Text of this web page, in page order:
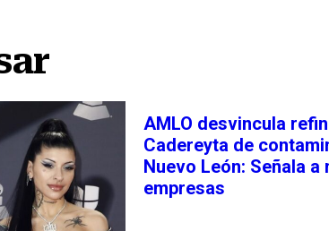
AMLO desvincula
Cadereyta de
Nuevo León: Señala a
empresas